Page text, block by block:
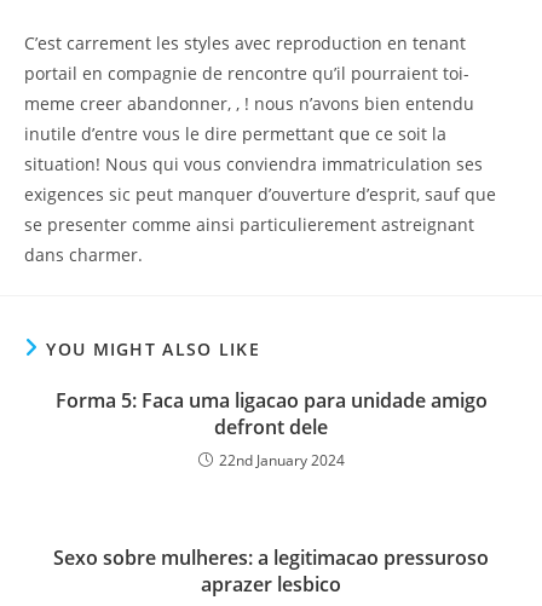
C’est carrement les styles avec reproduction en tenant
portail en compagnie de rencontre qu’il pourraient toi-
meme creer abandonner, , ! nous n’avons bien entendu
inutile d’entre vous le dire permettant que ce soit la
situation! Nous qui vous conviendra immatriculation ses
exigences sic peut manquer d’ouverture d’esprit, sauf que
se presenter comme ainsi particulierement astreignant
dans charmer.
YOU MIGHT ALSO LIKE
Forma 5: Faca uma ligacao para unidade amigo
defront dele
22nd January 2024
Sexo sobre mulheres: a legitimacao pressuroso
aprazer lesbico